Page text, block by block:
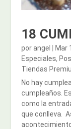
18
porangel Mar
Especiales,
Tiendas
No hay
cumpleaños.
como la
que conlleva.